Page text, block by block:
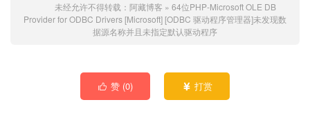
未经允许不得转载： 阿藏博客 » 64位PHP-Microsoft OLE DB
Provider for ODBC Drivers [Microsoft] [ODBC 驱动程序管理器]未发现数
据源名称并且未指定默认驱动程序
 赞 (0)  打赏